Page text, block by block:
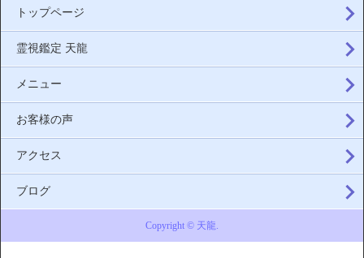
トップページ
霊視鑑定 天龍
メニュー
お客様の声
アクセス
ブログ
Copyright © 天龍.